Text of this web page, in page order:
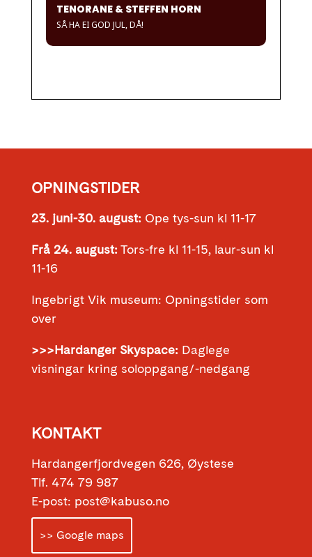
TENORANE & STEFFEN HORN
SÅ HA EI GOD JUL, DÅ!
OPNINGSTIDER
23. juni-30. august:Ope tys-sun kl 11-17
Frå 24. august:Tors-fre kl 11-15, laur-sun kl
11-16
Ingebrigt Vik museum: Opningstider som
over
>>>Hardanger Skyspace:Daglege
visningar kring soloppgang/-nedgang
KONTAKT
Hardangerfjordvegen 626, Øystese
Tlf. 474 79 987
E-post: post@kabuso.no
>> Google maps